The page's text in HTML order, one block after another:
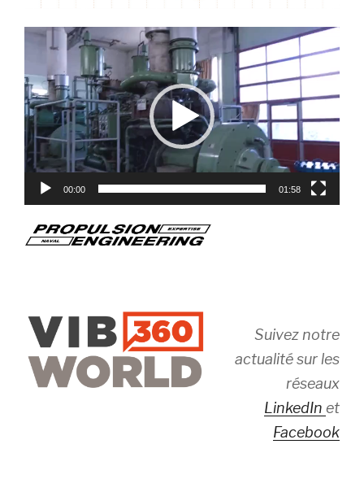
Lecteur
00:00 01:58
Suivez notre
actualité sur les
réseaux
LinkedIn et
Facebook